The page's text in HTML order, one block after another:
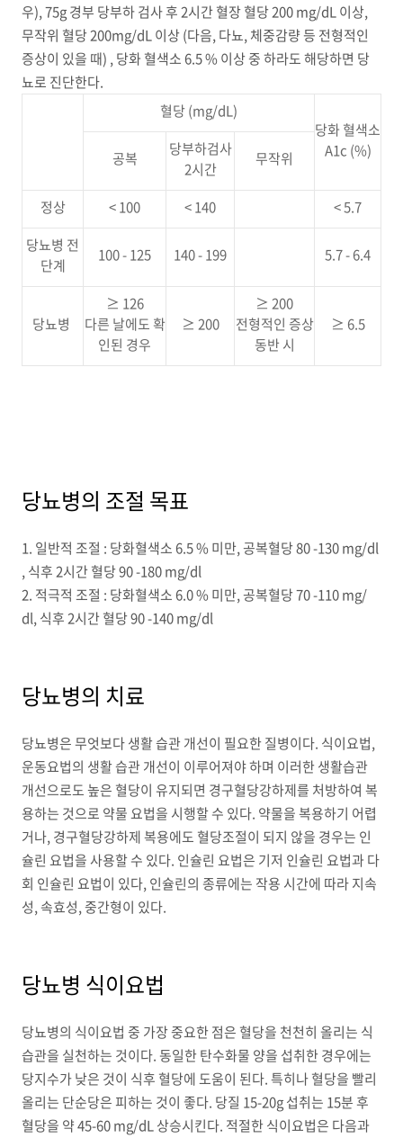
우), 75g 경부 당부하 검사 후 2시간 혈장 혈당 200 mg/dL 이상,
무작위 혈당 200mg/dL 이상 (다음, 다뇨, 체중감량 등 전형적인
증상이 있을 때) , 당화 혈색소 6.5 % 이상 중 하라도 해당하면 당
뇨로 진단한다.
혈당 (mg/dL)
당화 혈색소
A1c (%)
공복
당부하검사
2시간
무작위
정상 < 100 < 140
< 5.7
당뇨병 전
단계
100 - 125 140 - 199 5.7 - 6.4
당뇨병
≥ 126
다른 날에도 확
인된 경우
≥ 200
≥ 200
전형적인 증상
동반 시
≥ 6.5
당뇨병의 조절 목표
1. 일반적 조절 : 당화혈색소 6.5 % 미만, 공복혈당 80 -130 mg/dl
, 식후 2시간 혈당 90 -180 mg/dl
2. 적극적 조절 : 당화혈색소 6.0 % 미만, 공복혈당 70 -110 mg/
dl, 식후 2시간 혈당 90 -140 mg/dl
당뇨병의 치료
당뇨병은 무엇보다 생활 습관 개선이 필요한 질병이다. 식이요법,
운동요법의 생활 습관 개선이 이루어져야 하며 이러한 생활습관
개선으로도 높은 혈당이 유지되면 경구혈당강하제를 처방하여 복
용하는 것으로 약물 요법을 시행할 수 있다. 약물을 복용하기 어렵
거나, 경구혈당강하제 복용에도 혈당조절이 되지 않을 경우는 인
슐린 요법을 사용할 수 있다. 인슐린 요법은 기저 인슐린 요법과 다
회 인슐린 요법이 있다, 인슐린의 종류에는 작용 시간에 따라 지속
성, 속효성, 중간형이 있다.
당뇨병 식이요법
당뇨병의 식이요법 중 가장 중요한 점은 혈당을 천천히 올리는 식
습관을 실천하는 것이다. 동일한 탄수화물 양을 섭취한 경우에는
당지수가 낮은 것이 식후 혈당에 도움이 된다. 특히나 혈당을 빨리
올리는 단순당은 피하는 것이 좋다. 당질 15-20g 섭취는 15분 후
혈당을 약 45-60 mg/dL 상승시킨다. 적절한 식이요법은 다음과